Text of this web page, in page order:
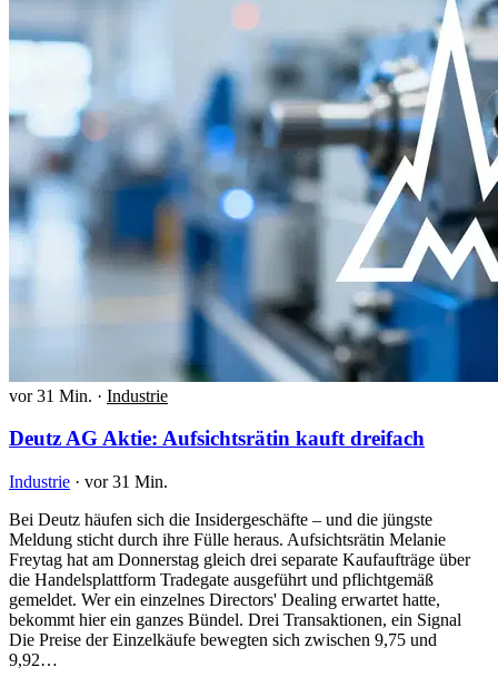
vor 31 Min. · Industrie
Deutz AG Aktie: Aufsichtsrätin kauft dreifach
Industrie · vor 31 Min.
Bei Deutz häufen sich die Insidergeschäfte – und die jüngste
Meldung sticht durch ihre Fülle heraus. Aufsichtsrätin Melanie
Freytag hat am Donnerstag gleich drei separate Kaufaufträge über
die Handelsplattform Tradegate ausgeführt und pflichtgemäß
gemeldet. Wer ein einzelnes Directors' Dealing erwartet hatte,
bekommt hier ein ganzes Bündel. Drei Transaktionen, ein Signal
Die Preise der Einzelkäufe bewegten sich zwischen 9,75 und
9,92…